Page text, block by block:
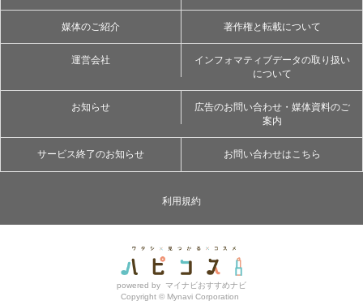
媒体のご紹介 著作権と転載について
運営会社
インフォマティブデータの取り扱い
について
お知らせ
広告のお問い合わせ・媒体資料のご
案内
サービス終了のお知らせ お問い合わせはこちら
利用規約
powered by マイナビおすすめナビ
Copyright © Mynavi Corporation